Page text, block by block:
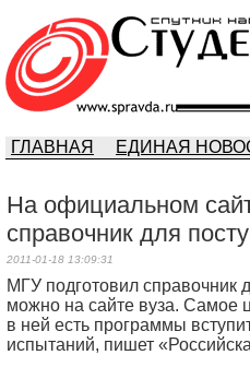
ГЛАВНАЯ ЕДИНАЯ
На официальном
справочник для
2011-01-18 13:09:31
МГУ подготовил справочник
можно на сайте вуза. Самое
в ней есть программы
испытаний, пишет